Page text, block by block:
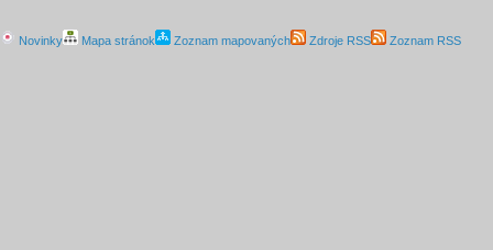
Novinky Mapa stránok Zoznam mapovaných Zdroje RSS Zoznam RSS